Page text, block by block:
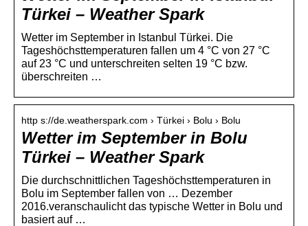
Türkei – Weather Spark
Wetter im September in Istanbul Türkei. Die
Tageshöchsttemperaturen fallen um 4 °C von 27 °C
auf 23 °C und unterschreiten selten 19 °C bzw.
überschreiten …
http s://de.weatherspark.com › Türkei › Bolu › Bolu
Wetter im September in Bolu
Türkei – Weather Spark
Die durchschnittlichen Tageshöchsttemperaturen in
Bolu im September fallen von … Dezember
2016.veranschaulicht das typische Wetter in Bolu und
basiert auf …